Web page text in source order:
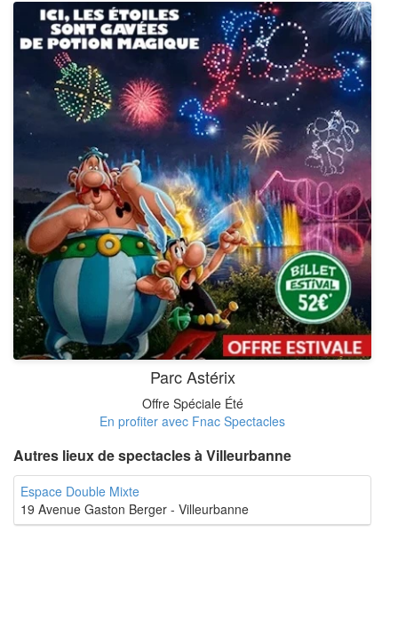
Parc Astérix
Offre Spéciale Été
En profiter avec Fnac Spectacles
Autres lieux de spectacles à Villeurbanne
Espace Double Mixte
19 Avenue Gaston Berger - Villeurbanne